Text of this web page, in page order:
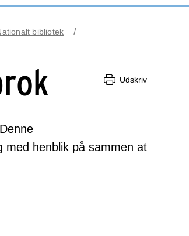
bibliotek
Udskriv
henblik på sammen at